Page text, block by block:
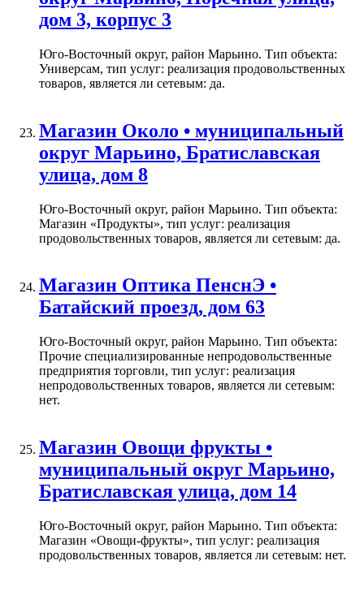
дом 3, корпус 3
Юго-Восточный округ, район Марьино. Тип объекта:
Универсам, тип услуг: реализация продовольственных
товаров, является ли сетевым: да.
Магазин Около • муниципальный
округ Марьино, Братиславская
улица, дом 8
Юго-Восточный округ, район Марьино. Тип объекта:
Магазин «Продукты», тип услуг: реализация
продовольственных товаров, является ли сетевым: да.
Магазин Оптика ПенснЭ •
Батайский проезд, дом 63
Юго-Восточный округ, район Марьино. Тип объекта:
Прочие специализированные непродовольственные
предприятия торговли, тип услуг: реализация
непродовольственных товаров, является ли сетевым:
нет.
Магазин Овощи фрукты •
муниципальный округ Марьино,
Братиславская улица, дом 14
Юго-Восточный округ, район Марьино. Тип объекта:
Магазин «Овощи-фрукты», тип услуг: реализация
продовольственных товаров, является ли сетевым: нет.